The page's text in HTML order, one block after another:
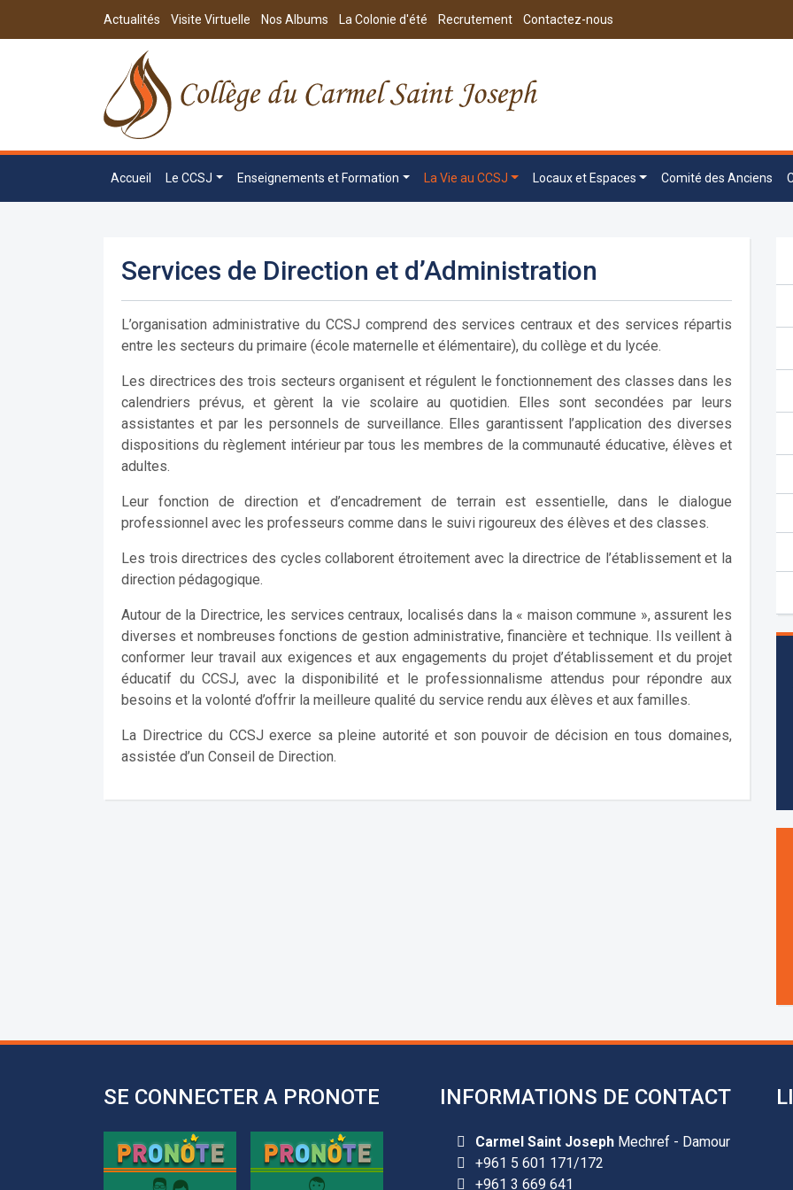
Actualités Visite Virtuelle Nos Albums La Colonie d'été Recrutement Contactez-nous
Accueil Le CCSJ Enseignements et Formation La Vie au CCSJ Locaux et Espaces Comité des Anciens
Services de Direction et d’Administration
L’organisation administrative du CCSJ comprend des services centraux et des services répartis
entre les secteurs du primaire (école maternelle et élémentaire), du collège et du lycée.
Les directrices des trois secteurs organisent et régulent le fonctionnement des classes dans les
calendriers prévus, et gèrent la vie scolaire au quotidien. Elles sont secondées par leurs
assistantes et par les personnels de surveillance. Elles garantissent l’application des diverses
dispositions du règlement intérieur par tous les membres de la communauté éducative, élèves et
adultes.
Leur fonction de direction et d’encadrement de terrain est essentielle, dans le dialogue
professionnel avec les professeurs comme dans le suivi rigoureux des élèves et des classes.
Les trois directrices des cycles collaborent étroitement avec la directrice de l’établissement et la
direction pédagogique.
Autour de la Directrice, les services centraux, localisés dans la « maison commune », assurent les
diverses et nombreuses fonctions de gestion administrative, financière et technique. Ils veillent à
conformer leur travail aux exigences et aux engagements du projet d’établissement et du projet
éducatif du CCSJ, avec la disponibilité et le professionnalisme attendus pour répondre aux
besoins et la volonté d’offrir la meilleure qualité du service rendu aux élèves et aux familles.
La Directrice du CCSJ exerce sa pleine autorité et son pouvoir de décision en tous domaines,
assistée d’un Conseil de Direction.
SE CONNECTER A PRONOTE INFORMATIONS DE CONTACT
Carmel Saint JosephMechref - Damour
+961 5 601 171/172
+961 3 669 641